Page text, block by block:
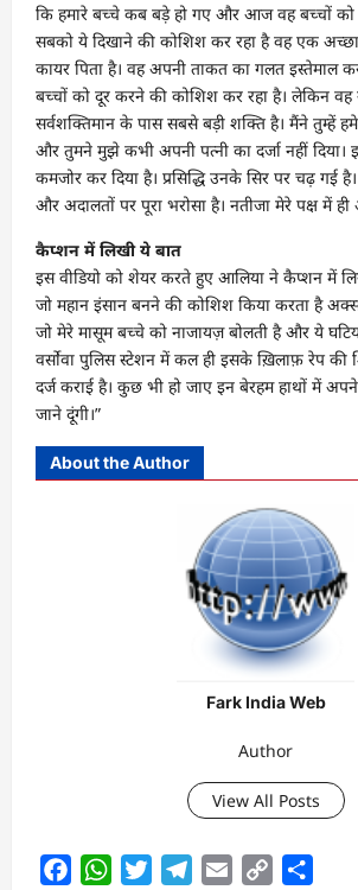
कि हमारे बच्चे कब बड़े हो गए और आज वह बच्चों को
सबको ये दिखाने की कोशिश कर रहा है वह एक
कायर पिता है। वह अपनी ताकत का गलत
बच्चों को दूर करने की कोशिश कर रहा है। लेकिन वह
सर्वशक्तिमान के पास सबसे बड़ी शक्ति है। मैंने तुम्हें
और तुमने मुझे कभी अपनी पत्नी का दर्जा नहीं
कमजोर कर दिया है। प्रसिद्धि उनके सिर पर चढ़ गई
और अदालतों पर पूरा भरोसा है। नतीजा मेरे पक्ष में ही
कैप्शन में लिखी ये बात
इस वीडियो को शेयर करते हुए आलिया ने कैप्शन में
जो महान इंसान बनने की कोशिश किया करता है
जो मेरे मासूम बच्चे को नाजायज़ बोलती है और ये
वर्सोवा पुलिस स्टेशन में कल ही इसके ख़िलाफ़ रेप की
दर्ज कराई है। कुछ भी हो जाए इन बेरहम हाथों में
जाने दूंगी।”
About the Author
Fark India Web
Author
View All Posts
FacebookWhatsAppTwitterTelegram
Email
Copy